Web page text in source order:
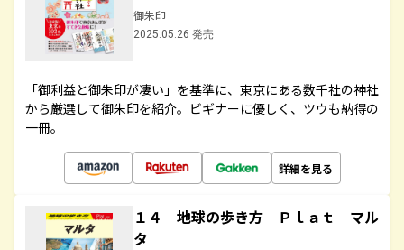
御朱印
2025.05.26 発売
「御利益と御朱印が凄い」を基準に、東京にある数千社の神社
から厳選して御朱印を紹介。ビギナーに優しく、ツウも納得の
一冊。
詳細を見る
１４ 地球の歩き方 Ｐｌａｔ マル
タ